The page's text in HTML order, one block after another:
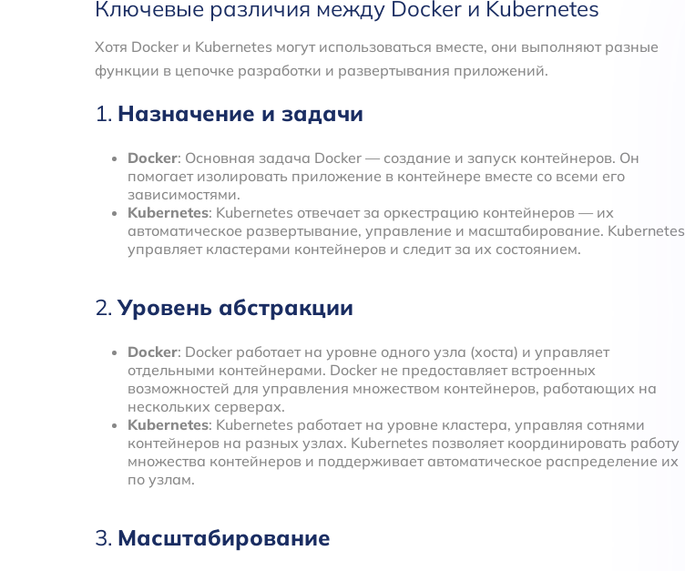
Ключевые различия между Docker и Kubernetes
Хотя Docker и Kubernetes могут использоваться вместе, они выполняют разные
функции в цепочке разработки и развертывания приложений.
1. Назначение и задачи
Docker: Основная задача Docker — создание и запуск контейнеров. Он
помогает изолировать приложение в контейнере вместе со всеми его
зависимостями.
Kubernetes: Kubernetes отвечает за оркестрацию контейнеров — их
автоматическое развертывание, управление и масштабирование. Kubernetes
управляет кластерами контейнеров и следит за их состоянием.
2.Уровень абстракции
Docker: Docker работает на уровне одного узла (хоста) и управляет
отдельными контейнерами. Docker не предоставляет встроенных
возможностей для управления множеством контейнеров, работающих на
нескольких серверах.
Kubernetes: Kubernetes работает на уровне кластера, управляя сотнями
контейнеров на разных узлах. Kubernetes позволяет координировать работу
множества контейнеров и поддерживает автоматическое распределение их
по узлам.
3. Масштабирование